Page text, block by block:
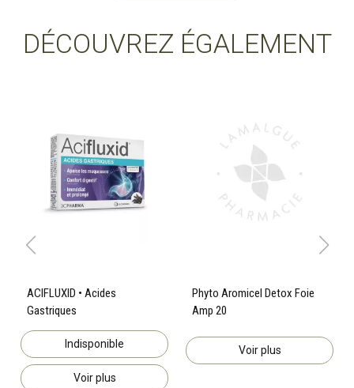
DÉCOUVREZ ÉGALEMENT
ACIFLUXID • Acides
Gastriques
Indisponible
Voir plus
Phyto Aromicel Detox Foie
Amp 20
Voir plus